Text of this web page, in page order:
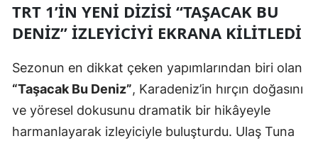
Mersin
İzmir
Kars
Kastamonu
TRT 1’IN YENI DIZISI “TAŞACAK BU
DENIZ” İZLEYICIYI EKRANA KILITLEDI
Sezonun en dikkat çeken yapımlarından biri olan
“Taşacak Bu Deniz”, Karadeniz’in hırçın doğasını
ve yöresel dokusunu dramatik bir hikâyeyle
harmanlayarak izleyiciyle buluşturdu. Ulaş Tuna